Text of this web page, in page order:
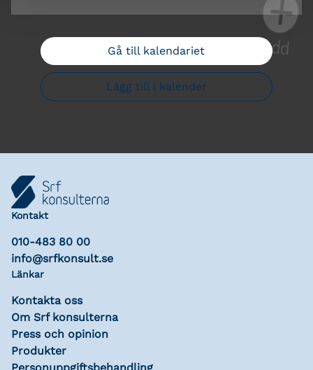
Gå till kalendariet
Lägg till i kalender
Kontakt
010-483 80 00
info@srfkonsult.se
Länkar
Kontakta oss
Om Srf konsulterna
Press och opinion
Produkter